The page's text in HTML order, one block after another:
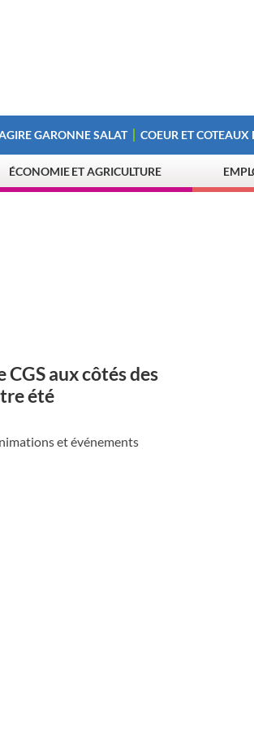
GARONNE SALAT COEUR ET
ÉCONOMIE ET AGRICULTURE
aux côtés des
été
et événements